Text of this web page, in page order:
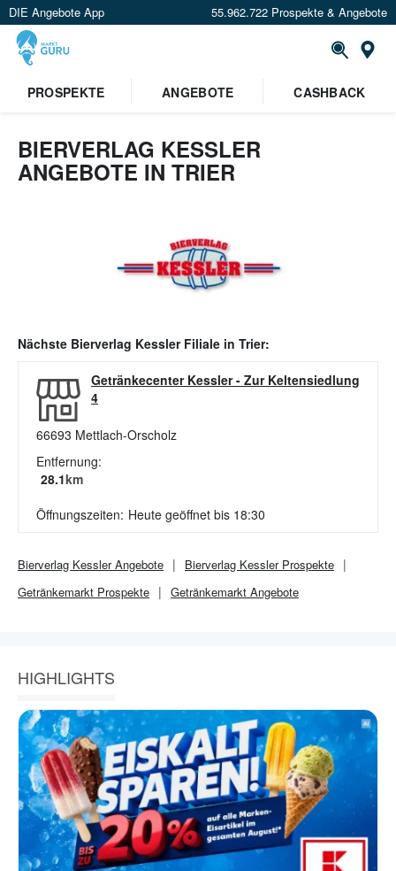
DIE Angebote App 55.962.722 Prospekte & Angebote
PROSPEKTE
ANGEBOTE CASHBACK
BIERVERLAG KESSLER
ANGEBOTE IN TRIER
Nächste Bierverlag KesslerFiliale in Trier:
Getränkecenter Kessler- Zur Keltensiedlung
4
66693 Mettlach-Orscholz
Entfernung:
28.1km
Öffnungszeiten: Heute geöffnet bis 18:30
Bierverlag KesslerAngebote Bierverlag KesslerProspekte
Getränkemarkt Prospekte Getränkemarkt Angebote
HIGHLIGHTS